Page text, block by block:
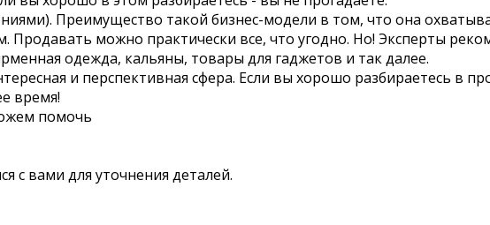
Преимущество такой бизнес-модели в том, что она
можно практически все, что угодно. Но! Эксперты
одежда, кальяны, товары для гаджетов и так далее.
и перспективная сфера. Если вы хорошо разбираетесь в
время!
помочь
с вами для уточнения деталей.